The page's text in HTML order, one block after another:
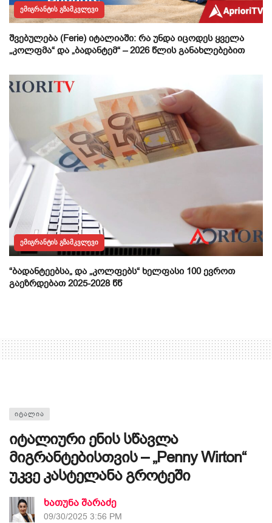
ᲔᲛᲘᲒᲠᲐᲜᲢᲘᲡ ᲒᲖᲐᲛᲙᲕᲚᲔᲕᲘ
შვებულება (Ferie) იტალიაში: რა უნდა იცოდეს ყველა
„კოლფმა“ და „ბადანტემ“ – 2026 წლის განახლებებით
ᲔᲛᲘᲒᲠᲐᲜᲢᲘᲡ ᲒᲖᲐᲛᲙᲕᲚᲔᲕᲘ
“ბადანტეებსა„ და „კოლფებს“ ხელფასი 100 ევროთ
გაეზრდებათ 2025-2028 წწ
ᲘᲢᲐᲚᲘᲐ
იტალიური ენის სწავლა
მიგრანტებისთვის – „Penny Wirton“
უკვე კასტელანა გროტეში
ხათუნა შარაძე
09/30/2025 3:56 PM